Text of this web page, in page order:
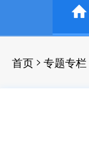
首页 > 专题专栏